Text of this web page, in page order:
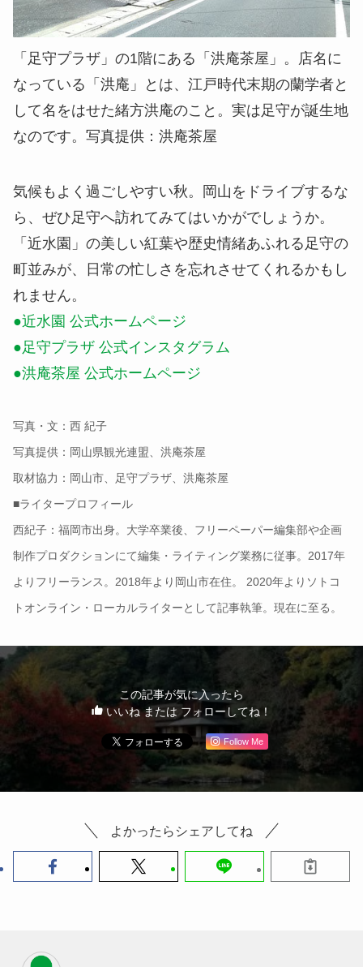
「足守プラザ」の1階にある「洪庵茶屋」。店名に
なっている「洪庵」とは、江戸時代末期の蘭学者と
して名をはせた緒方洪庵のこと。実は足守が誕生地
なのです。写真提供：洪庵茶屋
気候もよく過ごしやすい秋。岡山をドライブするな
ら、ぜひ足守へ訪れてみてはいかがでしょうか。
「近水園」の美しい紅葉や歴史情緒あふれる足守の
町並みが、日常の忙しさを忘れさせてくれるかもし
れません。
●近水園 公式ホームページ
●足守プラザ 公式インスタグラム
●洪庵茶屋 公式ホームページ
写真・文：西 紀子
写真提供：岡山県観光連盟、洪庵茶屋
取材協力：岡山市、足守プラザ、洪庵茶屋
■ライタープロフィール
西紀子：福岡市出身。大学卒業後、フリーペーパー編集部や企画
制作プロダクションにて編集・ライティング業務に従事。2017年
よりフリーランス。2018年より岡山市在住。 2020年よりソトコ
トオンライン・ローカルライターとして記事執筆。現在に至る。
この記事が気に入ったら
いいね または フォローしてね！
Follow Me
よかったらシェアしてね